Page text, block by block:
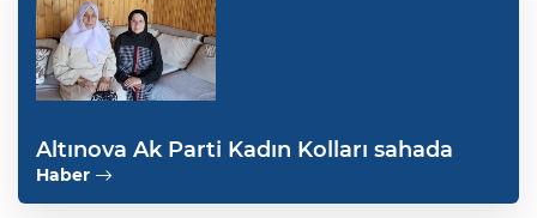
Altınova Ak Parti Kadın Kolları sahada
Haber